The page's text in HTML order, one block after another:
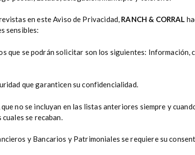
en este Aviso de Privacidad, RANCH & CORRAL
sensibles:
que se podrán solicitar son los siguientes: Información,
que garanticen su confidencialidad.
no se incluyan en las listas anteriores siempre y
se recaban.
y Bancarios y Patrimoniales se requiere su